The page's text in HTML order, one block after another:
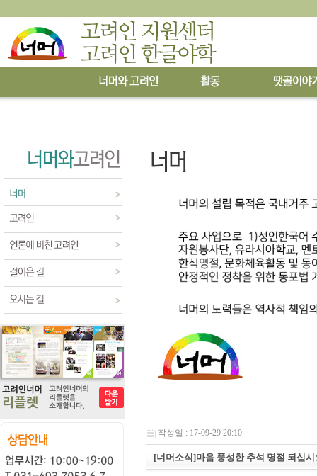
작성일 : 17-09-29 20:10
[너머소식]마음 풍성한 추석 명절 되십시